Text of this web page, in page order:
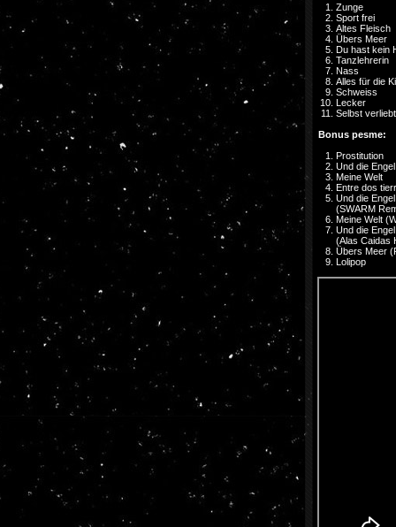
Zunge
Sport frei
Altes Fleisch
Übers Meer
Du hast kein
Tanzlehrerin
Nass
Alles für die
Schweiss
Lecker
Selbst
Bonus pesme:
Prostitution
Und die
Meine Welt
Entre dos
Und die
(SWARM
Meine Welt
Und die
(Alas Caidas
Übers Meer
Lolipop